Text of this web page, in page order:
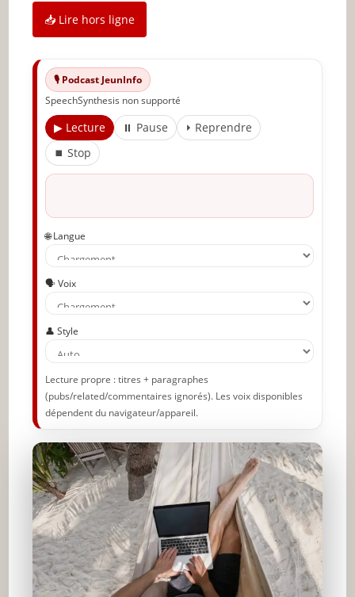
Conclusion et avenir du nomadisme
numérique
🔥 À lire aussi sur JeunInfo
✨ Nouveau sur JeunInfo ?
Articles recommandés
Partager l'amour
📥 Lire hors ligne
🎙️ Podcast JeunInfo
SpeechSynthesis non supporté
▶ Lecture ⏸ Pause
⏵ Reprendre
⏹ Stop
🌐 Langue
🗣️ Voix
👤 Style
Lecture propre : titres + paragraphes
(pubs/related/commentaires ignorés). Les voix disponibles
dépendent du navigateur/appareil.